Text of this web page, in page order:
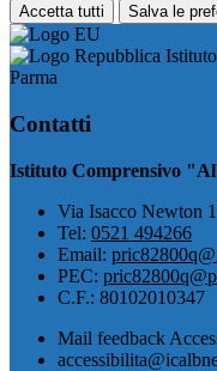
Accetta tutti Salva le
Parma
Contatti
Istituto Comprensivo
Via Isacco Newton
Tel: 0521 494266
Email:
PEC:
C.F.: 80102010347
Mail feedback